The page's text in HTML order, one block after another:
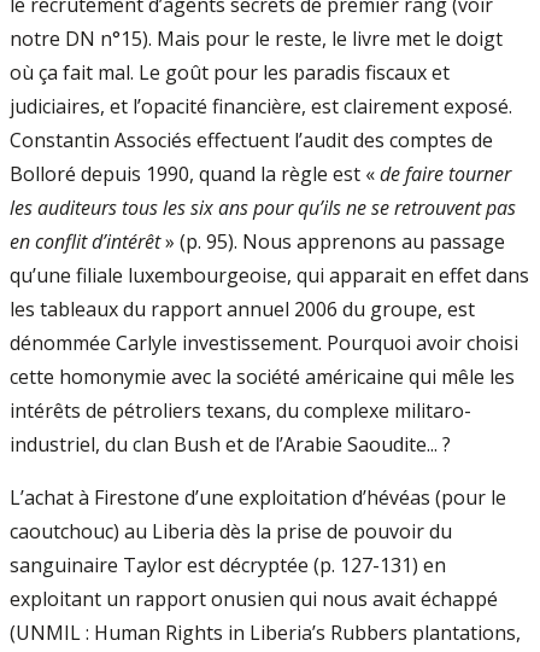
notre DN n°15). Mais pour le reste, le livre met le doigt
où ça fait mal. Le goût pour les paradis fiscaux et
judiciaires, et l’opacité financière, est clairement exposé.
Constantin Associés effectuent l’audit des comptes de
Bolloré depuis 1990, quand la règle est «de faire tourner
les auditeurs tous les six ans pour qu’ils ne se retrouvent pas
en conflit d’intérêt» (p. 95). Nous apprenons au passage
qu’une filiale luxembourgeoise, qui apparait en effet dans
les tableaux du rapport annuel 2006 du groupe, est
dénommée Carlyle investissement. Pourquoi avoir choisi
cette homonymie avec la société américaine qui mêle les
intérêts de pétroliers texans, du complexe militaro-
industriel, du clan Bush et de l’Arabie Saoudite... ?
L’achat à Firestone d’une exploitation d’hévéas (pour le
caoutchouc) au Liberia dès la prise de pouvoir du
sanguinaire Taylor est décryptée (p. 127-131) en
exploitant un rapport onusien qui nous avait échappé
(UNMIL : Human Rights in Liberia’s Rubbers plantations,